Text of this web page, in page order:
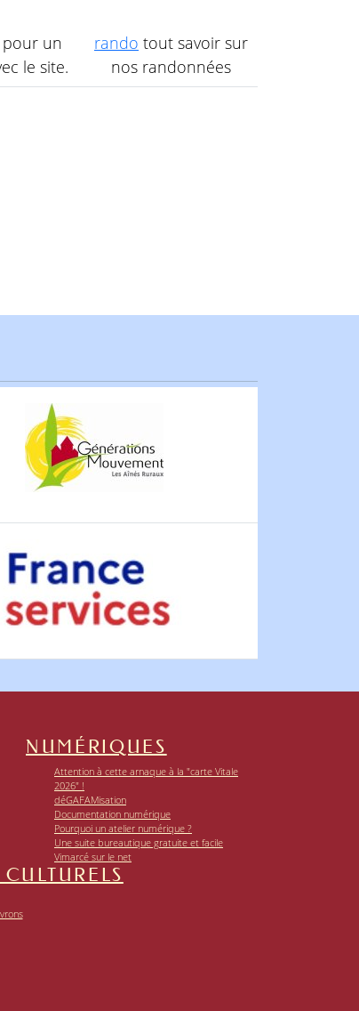
un
le site.
rando tout savoir sur
nos randonnées
NUMÉRIQUES
Attention à cette arnaque à la "carte Vitale
2026" !
déGAFAMisation
Documentation numérique
Pourquoi un atelier numérique ?
Une suite bureautique gratuite et facile
Vimarcé sur le net